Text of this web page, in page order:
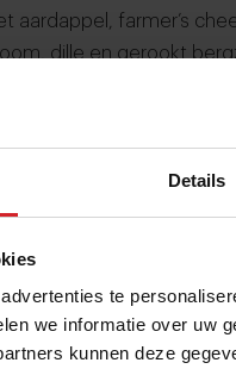
Details
te
we informatie over uw
kunnen deze
aardappel, farmer’s
dille en gerookt
(porcini) op de
cashewnoten,
en €16,- voor 6